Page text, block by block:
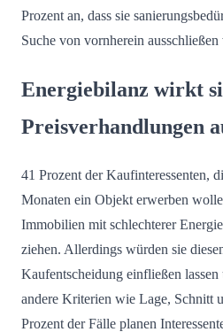
Prozent an, dass sie
Suche von vornherein ausschließen
Energiebilanz wirkt
Preisverhandlungen
41 Prozent der Kaufinteressenten,
Monaten ein Objekt erwerben
Immobilien mit schlechterer
ziehen. Allerdings würden sie
Kaufentscheidung einfließen
andere Kriterien wie Lage, Schnitt
Prozent der Fälle planen